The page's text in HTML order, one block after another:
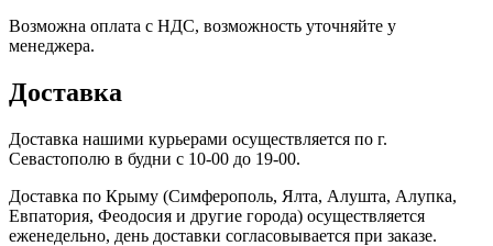
Возможна оплата с НДС, возможность уточняйте у
менеджера.
Доставка
Доставка нашими курьерами осуществляется по г.
Севастополю в будни с 10-00 до 19-00.
Доставка по Крыму (Симферополь, Ялта, Алушта, Алупка,
Евпатория, Феодосия и другие города) осуществляется
еженедельно, день доставки согласовывается при заказе.